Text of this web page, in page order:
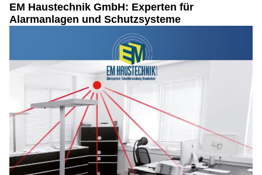
EM Haustechnik GmbH: Experten für
Alarmanlagen und Schutzsysteme